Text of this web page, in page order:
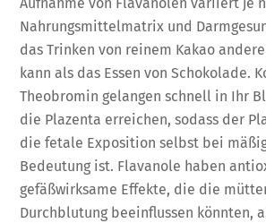
Aufnahme von Flavanolen variiert je
Nahrungsmittelmatrix und
das Trinken von reinem Kakao
kann als das Essen von Schokolade.
Theobromin gelangen schnell in Ihr
die Plazenta erreichen, sodass der
die fetale Exposition selbst bei
Bedeutung ist. Flavanole haben
gefäßwirksame Effekte, die die
Durchblutung beeinflussen könnten,